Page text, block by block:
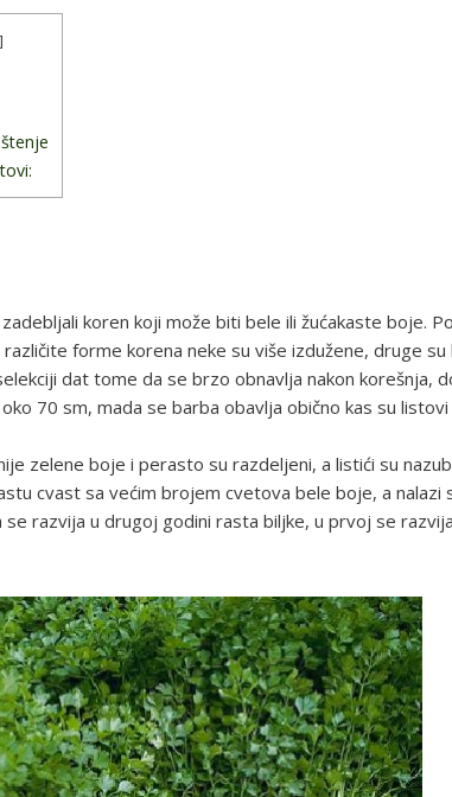
]
koren koji može biti bele ili žućakaste boje.
forme korena neke su više izdužene, druge
dat tome da se brzo obnavlja nakon korešnja,
70 sm, mada se barba obavlja obično kas su
zelene boje i perasto su razdeljeni, a listići su
cvast sa većim brojem cvetova bele boje, a nalazi
se razvija u drugoj godini rasta biljke, u prvoj se